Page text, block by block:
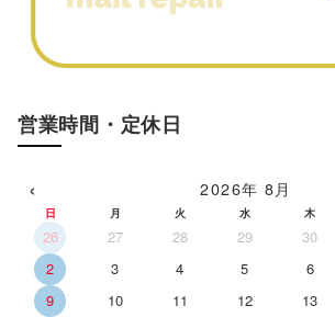
営業時間・定休日
‹ 2026年 8月
日 月 火 水 木
26 27 28 29 30
2
3 4 5 6
9
10 11 12 13